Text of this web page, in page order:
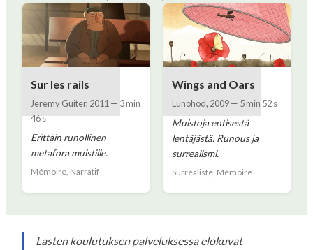
Sur les rails
Jeremy Guiter, 2011 — 3 min
46 s
Erittäin runollinen
metafora muistille.
Mémoire, Narratif
Wings and Oars
Lunohod, 2009— 5 min 52 s
Muistoja entisestä
lentäjästä. Runous ja
surrealismi.
Surréaliste, Mémoire
Lasten koulutuksen palveluksessa elokuvat